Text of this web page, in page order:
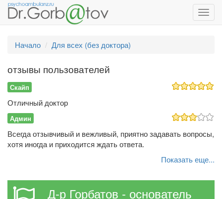
Начало
Для всех (без доктора)
отзывы пользователей
Скайп
Отличный доктор
Админ
Всегда отзывчивый и вежливый, приятно задавать вопросы,
хотя иногда и приходится ждать ответа.
Показать еще...
Д-р Горбатов - основатель